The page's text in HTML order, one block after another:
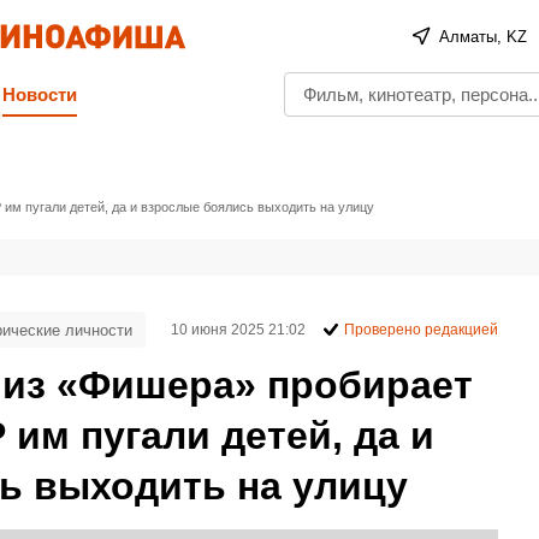
Алматы, KZ
Новости
пугали детей, да и взрослые боялись выходить на улицу
«Фишера» пробирает
пугали детей, да и
выходить на улицу
личности 10 июня 2025 21:02 Проверено редакцией